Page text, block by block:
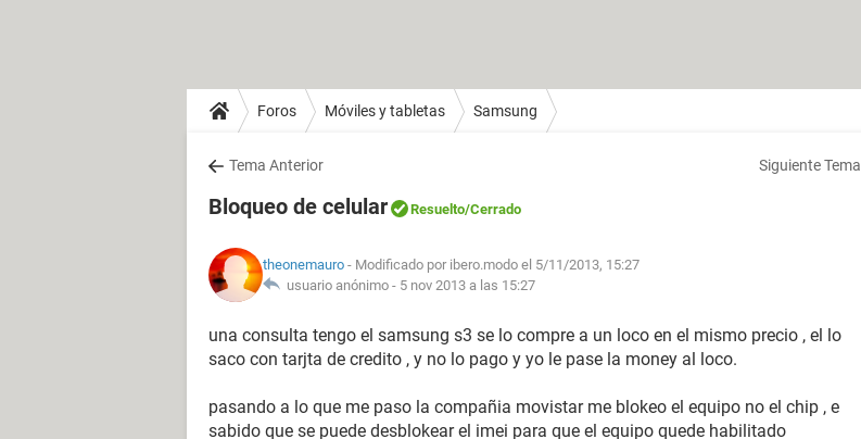
Foros Móviles y tabletas Samsung
Tema Anterior Siguiente Tema
Bloqueo de celular Resuelto/Cerrado
theonemauro - Modificado por ibero.modo el 5/11/2013, 15:27
usuario anónimo - 5 nov 2013 a las 15:27
una consulta tengo el samsung s3 se lo compre a un loco en el mismo precio , el lo
saco con tarjta de credito , y no lo pago y yo le pase la money al loco.
pasando a lo que me paso la compañia movistar me blokeo el equipo no el chip , e
sabido que se puede desblokear el imei para que el equipo quede habilitado